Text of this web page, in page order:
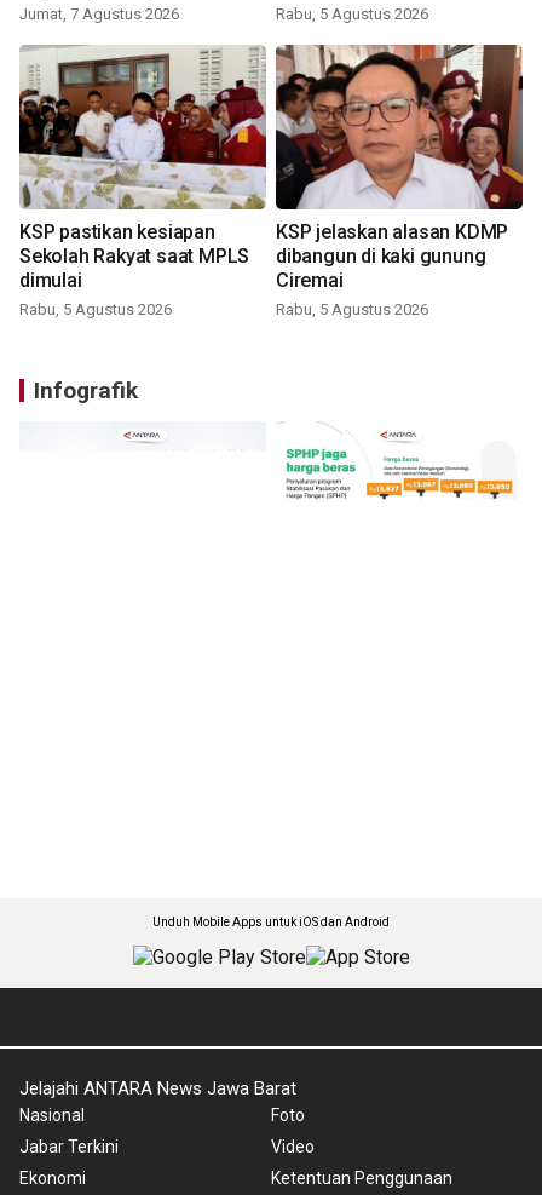
Jumat, 7 Agustus 2026 Rabu, 5 Agustus 2026
KSP pastikan kesiapan
Sekolah Rakyat saat MPLS
dimulai
Rabu, 5 Agustus 2026
KSP jelaskan alasan KDMP
dibangun di kaki gunung
Ciremai
Rabu, 5 Agustus 2026
Infografik
Unduh Mobile Apps untuk iOS dan Android
Jelajahi ANTARA News Jawa Barat
Nasional
Jabar Terkini
Ekonomi
Foto
Video
Ketentuan Penggunaan